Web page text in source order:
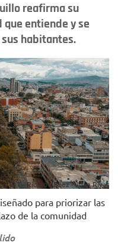
reafirma su
entiende y se
habitantes.
IDT - Ricardo Báez - Juan Rivas
para priorizar las
de la comunidad